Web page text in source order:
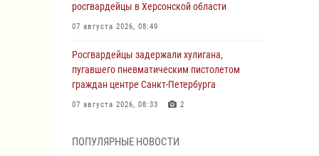
росгвардейцы в Херсонской области
07 августа 2026, 08:49
Росгвардейцы задержали хулигана,
пугавшего пневматическим пистолетом
граждан центре Санкт-Петербурга
07 августа 2026, 08:33 2
мужчину, пытавшегося проникнуть на
ПОПУЛЯРНЫЕ НОВОСТИ